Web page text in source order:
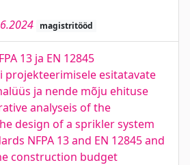
magistritööd
13 ja EN 12845
projekteerimisele esitatavate
ja nende mõju ehituse
analyseis of the
design of a sprikler system
NFPA 13 and EN 12845 and
construction budget